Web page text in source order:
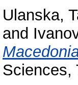
Ulanska,
and
Sciences,